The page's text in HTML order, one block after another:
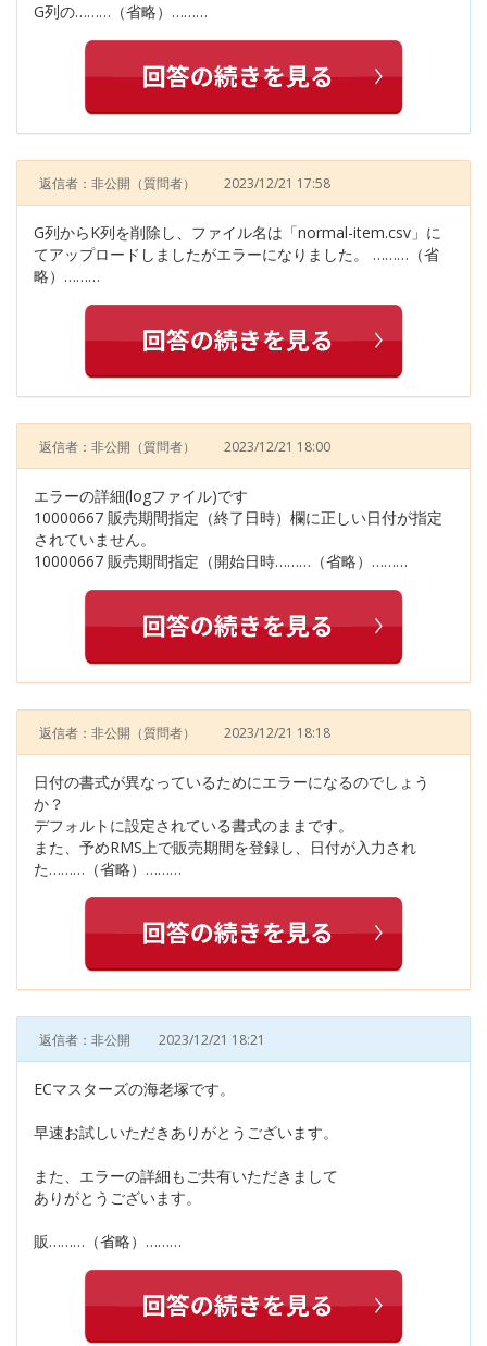
G列の………（省略）………
返信者：非公開 （質問者） 2023/12/21 17:58
G列からK列を削除し、ファイル名は「normal-item.csv」に
てアップロードしましたがエラーになりました。 ………（省
略）………
返信者：非公開 （質問者） 2023/12/21 18:00
エラーの詳細(logファイル)です
10000667 販売期間指定（終了日時）欄に正しい日付が指定
されていません。
10000667 販売期間指定（開始日時………（省略）………
返信者：非公開 （質問者） 2023/12/21 18:18
日付の書式が異なっているためにエラーになるのでしょう
か？
デフォルトに設定されている書式のままです。
また、予めRMS上で販売期間を登録し、日付が入力され
た………（省略）………
返信者：非公開 2023/12/21 18:21
ECマスターズの海老塚です。
早速お試しいただきありがとうございます。
また、エラーの詳細もご共有いただきまして
ありがとうございます。
販………（省略）………